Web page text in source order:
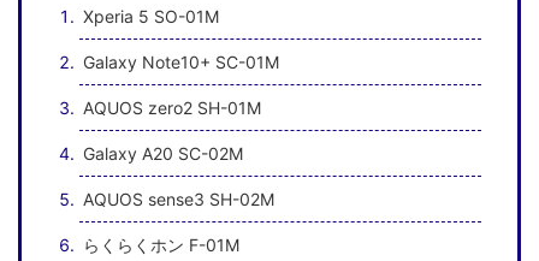
Xperia 5 SO-01M
Galaxy Note10+ SC-01M
AQUOS zero2 SH-01M
Galaxy A20 SC-02M
AQUOS sense3 SH-02M
らくらくホン F-01M